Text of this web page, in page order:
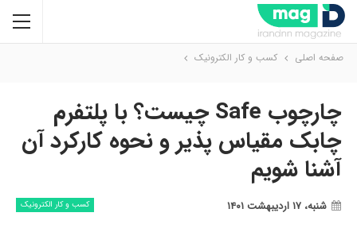
صفحه اصلی کسب و کار الکترونیک
چارچوب Safe چیست؟ با پلتفرم
چابک مقیاس پذیر و نحوه کارکرد آن
آشنا شویم
کسب و کار الکترونیک شنبه، ۱۷ اردیبهشت ۱۴۰۱